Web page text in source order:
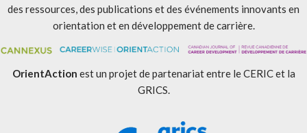
des ressources, des publications et des événements innovants en
orientation et en développement de carrière.
OrientAction est un projet de partenariat entre le CERIC et la
GRICS.